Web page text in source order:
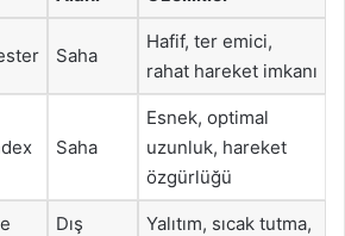
Saha
Hafif, ter emici,
rahat hareket imkanı
Saha
Esnek, optimal
uzunluk, hareket
özgürlüğü
Dış
Yalıtım, sıcak tutma,